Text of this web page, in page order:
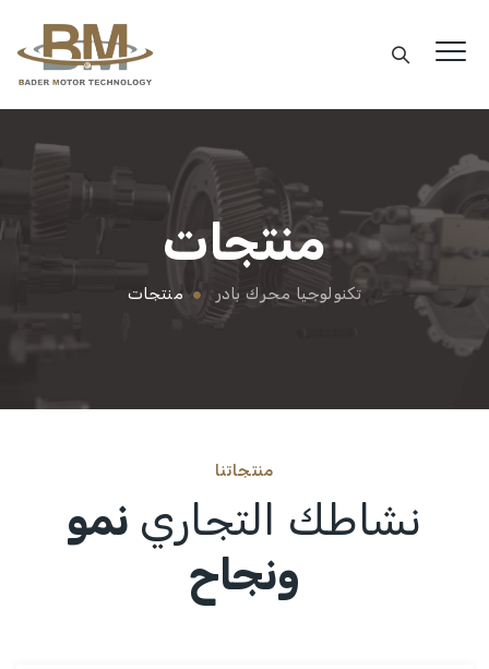
منتجات
تكنولوجيا محرك بادر منتجات
منتجاتنا
نشاطك التجاري نمو
ونجاح